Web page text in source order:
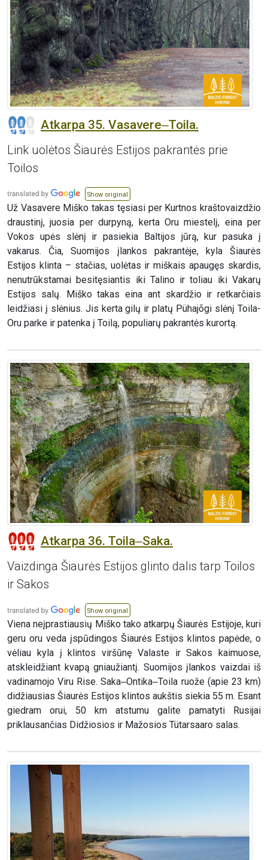
Atkarpa 35. Vasavere‒Toila.
Link uolėtos Šiaurės Estijos pakrantės prie
Toilos
Show original
Už Vasavere Miško takas tęsiasi per Kurtnos kraštovaizdžio
draustinį, juosia per durpyną, kerta Oru miestelį, eina per
Vokos upės slėnį ir pasiekia Baltijos jūrą, kur pasuka į
vakarus. Čia, Suomijos įlankos pakrantėje, kyla Šiaurės
Estijos klinta – stačias, uolėtas ir miškais apaugęs skardis,
nenutrūkstamai besitęsiantis iki Talino ir toliau iki Vakarų
Estijos salų. Miško takas eina ant skardžio ir retkarčiais
leidžiasi į slėnius. Jis kerta gilų ir platų Pühajõgi slėnį Toila-
Oru parke ir patenka į Toilą, populiarų pakrantės kurortą.
Atkarpa 36. Toila‒Saka.
Vaizdinga Šiaurės Estijos glinto dalis tarp Toilos
ir Sakos
Show original
Viena neįprastiausių Miško tako atkarpų Šiaurės Estijoje, kuri
geru oru veda įspūdingos Šiaurės Estijos klintos papėde, o
vėliau kyla į klintos viršūnę Valaste ir Sakos kaimuose,
atskleidžiant kvapą gniaužiantį. Suomijos įlankos vaizdai iš
vadinamojo Viru Rise. Saka‒Ontika‒Toila ruože (apie 23 km)
didžiausias Šiaurės Estijos klintos aukštis siekia 55 m. Esant
giedram orui, 50 km atstumu galite pamatyti Rusijai
priklausančias Didžiosios ir Mažosios Tütarsaaro salas.